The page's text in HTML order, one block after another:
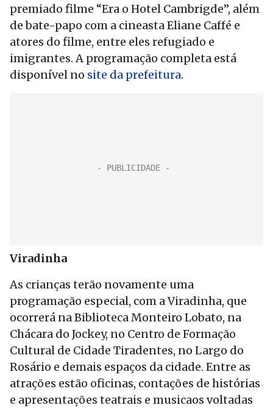
premiado filme “Era o Hotel Cambrigde”, além
de bate-papo com a cineasta Eliane Caffé e
atores do filme, entre eles refugiado e
imigrantes. A programação completa está
disponível no site da prefeitura.
Viradinha
As crianças terão novamente uma
programação especial, com a Viradinha, que
ocorrerá na Biblioteca Monteiro Lobato, na
Chácara do Jockey, no Centro de Formação
Cultural de Cidade Tiradentes, no Largo do
Rosário e demais espaços da cidade. Entre as
atrações estão oficinas, contações de histórias
e apresentações teatrais e musicaos voltadas